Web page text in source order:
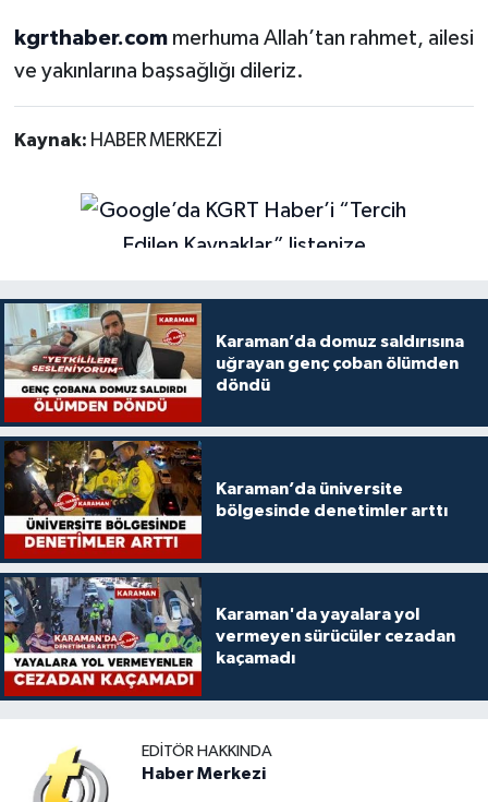
kgrthaber.commerhuma Allah’tan rahmet, ailesi
ve yakınlarına başsağlığı dileriz.
Kaynak: HABER MERKEZİ
Karaman’da domuz saldırısına
uğrayan genç çoban ölümden
döndü
Karaman’da üniversite
bölgesinde denetimler arttı
Karaman'da yayalara yol
vermeyen sürücüler cezadan
kaçamadı
EDITÖR HAKKINDA
Haber Merkezi